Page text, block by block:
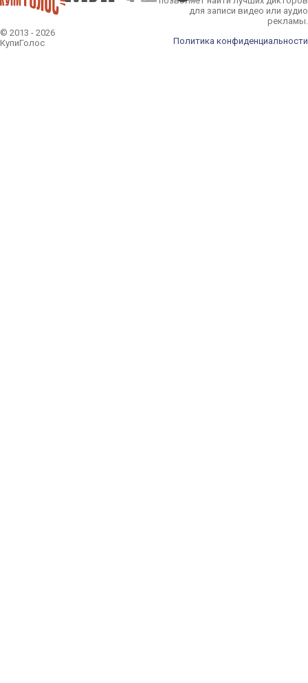
© 2013 - 2026
КупиГолос
для записи видео или аудио
рекламы.
Политика конфиденциальности